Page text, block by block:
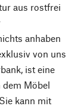
aus rostfrei
anhaben
von uns
ist eine
dem Möbel
kann mit